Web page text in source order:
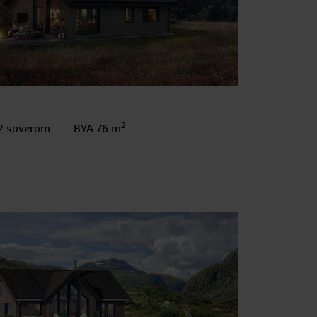
soverom
soverom BYA
BYA 76 m2